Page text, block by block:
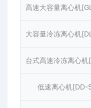
低速离心机[DD-